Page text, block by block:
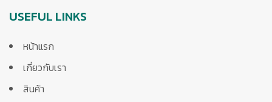
USEFUL LINKS
หน้าแรก
เกี่ยวกับเรา
สินค้า